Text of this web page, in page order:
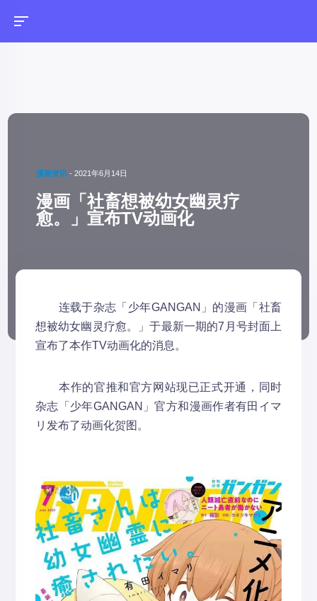
漫画资讯 -2021年6月14日
漫画「社畜想被幼女幽灵疗
愈。」宣布TV动画化
连载于杂志「少年GANGAN」的漫画「社畜
想被幼女幽灵疗愈。」于最新一期的7月号封面上
宣布了本作TV动画化的消息。
本作的官推和官方网站现已正式开通，同时
杂志「少年GANGAN」官方和漫画作者有田イマ
リ发布了动画化贺图。